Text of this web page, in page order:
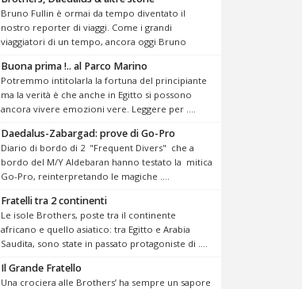
Bruno Fullin è ormai da tempo diventato il
nostro reporter di viaggi. Come i grandi
viaggiatori di un tempo, ancora oggi Bruno
Buona prima !.. al Parco Marino
Potremmo intitolarla la fortuna del principiante
ma la verità è che anche in Egitto si possono
ancora vivere emozioni vere. Leggere per ....
Daedalus-Zabargad: prove di Go-Pro
Diario di bordo di 2 "Frequent Divers" che a
bordo del M/Y Aldebaran hanno testato la mitica
Go-Pro, reinterpretando le magiche ....
Fratelli tra 2 continenti
Le isole Brothers, poste tra il continente
africano e quello asiatico: tra Egitto e Arabia
Saudita, sono state in passato protagoniste di ....
Il Grande Fratello
Una crociera alle Brothers’ ha sempre un sapore